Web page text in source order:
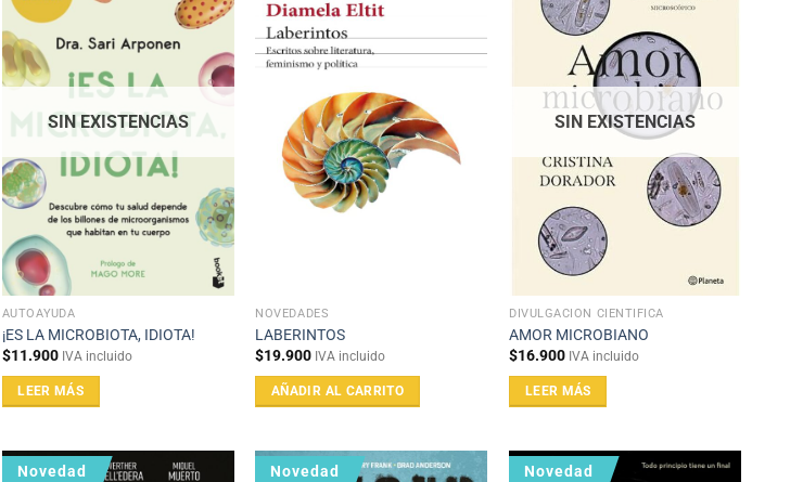
SIN EXISTENCIAS
AUTOAYUDA
¡ES LA MICROBIOTA, IDIOTA!
$11.900 IVA incluido
LEER MÁS
NOVEDADES
LABERINTOS
$19.900 IVA incluido
AÑADIR AL CARRITO
SIN EXISTENCIAS
DIVULGACIÓN CIENTÍFICA
AMOR MICROBIANO
$16.900 IVA incluido
LEER MÁS
Novedad Novedad Novedad